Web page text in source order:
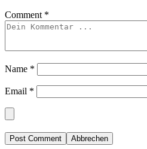
Comment *
Name *
Email *
Abbrechen